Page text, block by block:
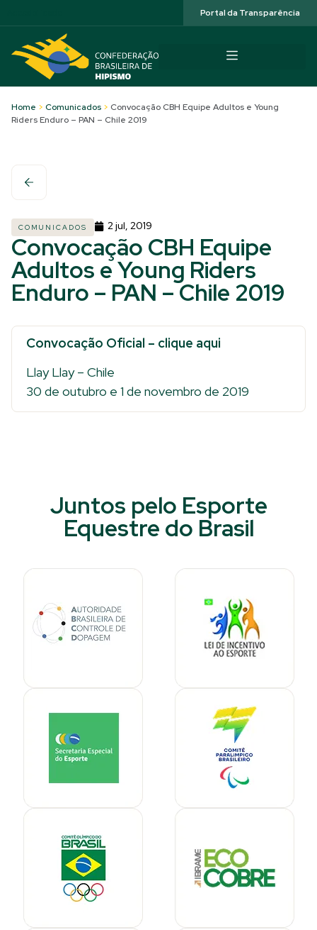
Portal da Transparência
Home > Comunicados > Convocação CBH Equipe Adultos e Young
Riders Enduro – PAN – Chile 2019
COMUNICADOS 2 jul, 2019
Convocação CBH Equipe
Adultos e Young Riders
Enduro – PAN – Chile 2019
Convocação Oficial – clique aqui
Llay Llay – Chile
30 de outubro e 1 de novembro de 2019
Juntos pelo Esporte
Equestre do Brasil